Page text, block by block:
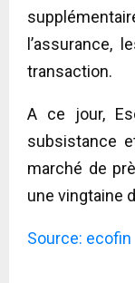
l’assurance,
transaction.
A ce jour,
subsistance
marché de
une vingtaine
Source: ecofin